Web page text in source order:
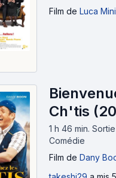
Film de Luca
Ch'tis
1 h 46 min.
Comédie
Film de Dany